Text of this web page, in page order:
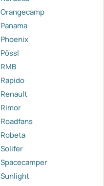
Orangecamp
Panama
Phoenix
Pössl
RMB
Rapido
Renault
Rimor
Roadfans
Robeta
Solifer
Spacecamper
Sunlight